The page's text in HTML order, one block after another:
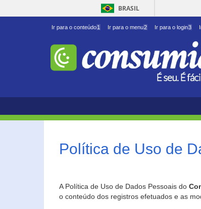
BRASIL
Ir para o conteúdo1 Ir para o menu2 Ir para o login3
Política de Uso de
A Política de Uso de Dados Pessoais do
o conteúdo dos registros efetuados e as